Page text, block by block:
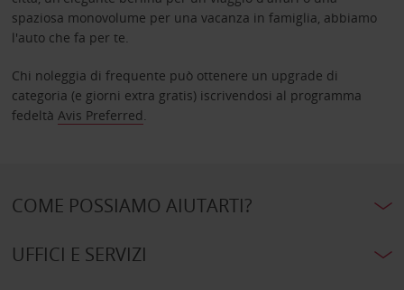
spaziosa monovolume per una vacanza in famiglia, abbiamo
l'auto che fa per te.
Chi noleggia di frequente può ottenere un upgrade di
categoria (e giorni extra gratis) iscrivendosi al programma
fedeltà Avis Preferred.
COME POSSIAMO AIUTARTI?
UFFICI E SERVIZI